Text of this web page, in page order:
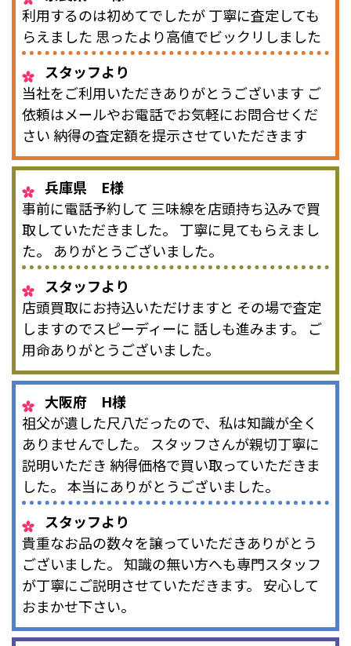
利用するのは初めてでしたが 丁寧に査定しても
らえました 思ったより高値でビックリしました
スタッフより
当社をご利用いただきありがとうございます ご
依頼はメールやお電話でお気軽にお問合せくだ
さい 納得の査定額を提示させていただきます
兵庫県 E様
事前に電話予約して 三味線を店頭持ち込みで買
取していただきました。 丁寧に見てもらえまし
た。 ありがとうございました。
スタッフより
店頭買取にお持込いただけますと その場で査定
しますのでスピーディーに 話しも進みます。 ご
用命ありがとうございました。
大阪府 H様
祖父が遺した尺八だったので、私は知識が全く
ありませんでした。 スタッフさんが親切丁寧に
説明いただき 納得価格で買い取っていただきま
した。 本当にありがとうございました。
スタッフより
貴重なお品の数々を譲っていただきありがとう
ございました。 知識の無い方へも専門スタッフ
が丁寧にご説明させていただきます。 安心して
おまかせ下さい。